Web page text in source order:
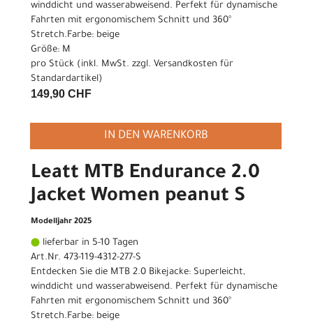
winddicht und wasserabweisend. Perfekt für dynamische
Fahrten mit ergonomischem Schnitt und 360°
Stretch.Farbe: beige
Größe: M
pro Stück (inkl. MwSt. zzgl. Versandkosten für
Standardartikel)
149,90 CHF
IN DEN WARENKORB
Leatt MTB Endurance 2.0
Jacket Women peanut S
Modelljahr 2025
lieferbar in 5-10 Tagen
Art.Nr. 473-119-4312-277-S
Entdecken Sie die MTB 2.0 Bikejacke: Superleicht,
winddicht und wasserabweisend. Perfekt für dynamische
Fahrten mit ergonomischem Schnitt und 360°
Stretch.Farbe: beige